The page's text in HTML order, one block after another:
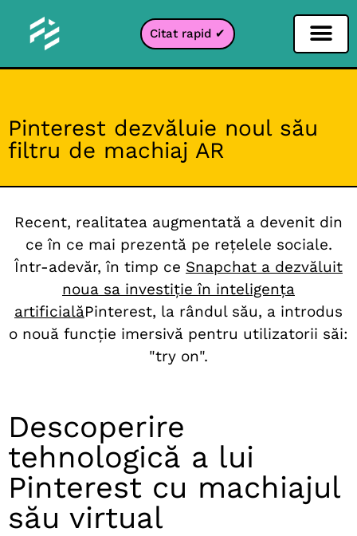
Citat rapid ✔
Pinterest dezvăluie noul său
filtru de machiaj AR
Recent, realitatea augmentată a devenit din
ce în ce mai prezentă pe rețelele sociale.
Într-adevăr, în timp ce Snapchat a dezvăluit
noua sa investiție în inteligența
artificialăPinterest, la rândul său, a introdus
o nouă funcție imersivă pentru utilizatorii săi:
"try on".
Descoperire
tehnologică a lui
Pinterest cu machiajul
său virtual